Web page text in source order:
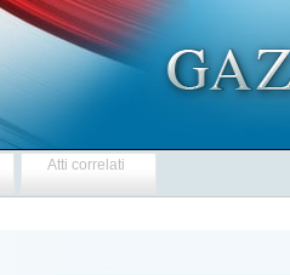
Atti correlati